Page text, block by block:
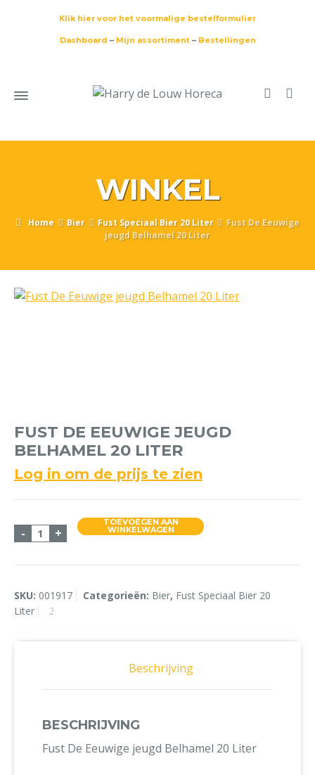
Klik hier voor het voormalige bestelformulier
Dashboard – Mijn assortiment– Bestellingen
WINKEL
Home Bier Fust Speciaal Bier 20 Liter
Fust De Eeuwige
jeugd Belhamel 20 Liter
FUST DE EEUWIGE JEUGD
BELHAMEL 20 LITER
Log in om de prijs te zien
- Fust De Eeuwige jeugd Belhamel 20 Liter aantal
+
TOEVOEGEN AAN
WINKELWAGEN
SKU: 001917 Categorieën: Bier, Fust Speciaal Bier 20
Liter
Beschrijving
BESCHRIJVING
Fust De Eeuwige jeugd Belhamel 20 Liter